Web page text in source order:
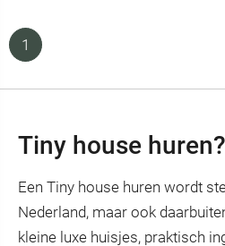
1
Tiny house huren?
Een Tiny house huren wordt
Nederland, maar ook
kleine luxe huisjes, praktisch